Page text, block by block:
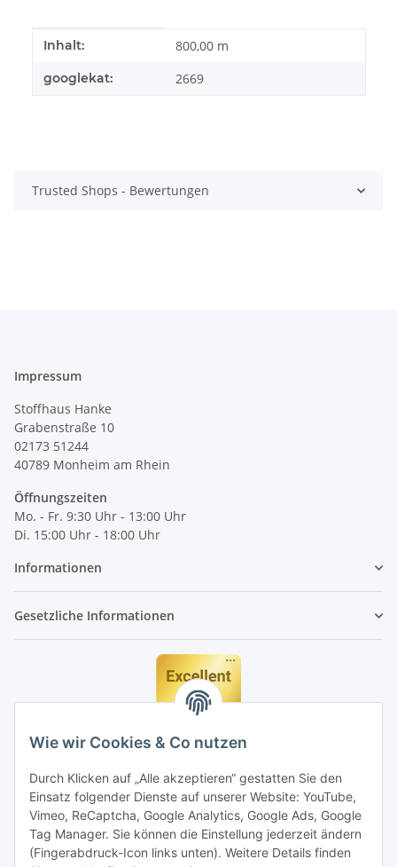
Wie wir Cookies & Co nutzen
Durch Klicken auf „Alle akzeptieren“ gestatten Sie den
Einsatz folgender Dienste auf unserer Website: YouTube,
Vimeo, ReCaptcha, Google Analytics, Google Ads, Google
Tag Manager. Sie können die Einstellung jederzeit ändern
(Fingerabdruck-Icon links unten). Weitere Details finden
Produkteigenschaft
Wert
Inhalt: 800,00 m
googlekat: 2669
Trusted Shops - Bewertungen
Impressum
Stoffhaus Hanke
Grabenstraße 10
02173 51244
40789 Monheim am Rhein
Öffnungszeiten
Mo. - Fr. 9:30 Uhr - 13:00 Uhr
Di. 15:00 Uhr - 18:00 Uhr
Informationen
Gesetzliche Informationen